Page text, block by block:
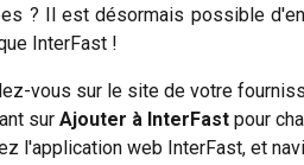
? Il est désormais possible
InterFast !
vous sur le site de votre
sur Ajouter à InterFast pour
l'application web InterFast, et